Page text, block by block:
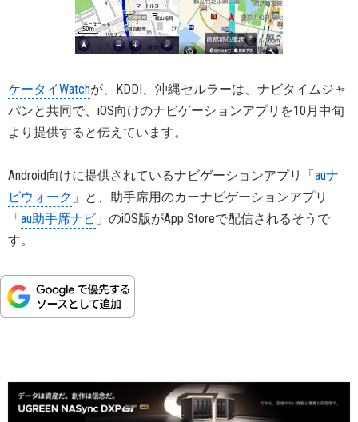
ケータイWatchが、KDDI、沖縄セルラーは、ナビタイムジャ
パンと共同で、iOS向けのナビゲーションアプリを10月中旬
より提供すると伝えています。
Android向けに提供されているナビゲーションアプリ「auナ
ビウォーク 」と、助手席用のカーナビゲーションアプリ
「au助手席ナビ 」のiOS版がApp Storeで配信されるそうで
す。